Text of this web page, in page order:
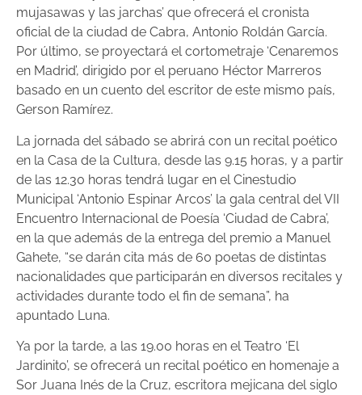
mujasawas y las jarchas’ que ofrecerá el cronista
oficial de la ciudad de Cabra, Antonio Roldán García.
Por último, se proyectará el cortometraje ‘Cenaremos
en Madrid’, dirigido por el peruano Héctor Marreros
basado en un cuento del escritor de este mismo país,
Gerson Ramírez.
La jornada del sábado se abrirá con un recital poético
en la Casa de la Cultura, desde las 9.15 horas, y a partir
de las 12.30 horas tendrá lugar en el Cinestudio
Municipal ‘Antonio Espinar Arcos’ la gala central del VII
Encuentro Internacional de Poesía ‘Ciudad de Cabra’,
en la que además de la entrega del premio a Manuel
Gahete, “se darán cita más de 60 poetas de distintas
nacionalidades que participarán en diversos recitales y
actividades durante todo el fin de semana”, ha
apuntado Luna.
Ya por la tarde, a las 19.00 horas en el Teatro ‘El
Jardinito’, se ofrecerá un recital poético en homenaje a
Sor Juana Inés de la Cruz, escritora mejicana del siglo